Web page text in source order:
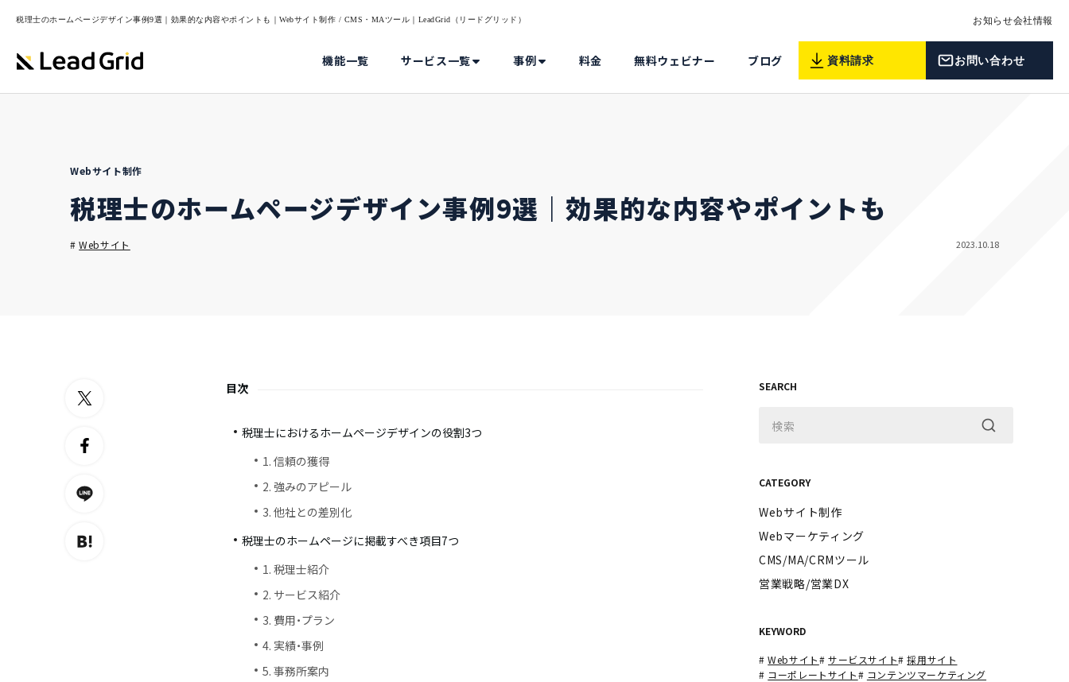
税理士のホームページデザイン事例9選｜効果的な内容やポイントも｜Webサイト制作 / CMS・MAツール｜LeadGrid（リードグリッド） お知らせ会社情報
機能一覧 サービス一覧 事例 料金 無料ウェビナー ブログ 資料請求 お問い合わせ
Webサイト制作
税理士のホームページデザイン事例9選｜効果的な内容やポイントも
#Webサイト 2023.10.18
目次
税理士におけるホームページデザインの役割3つ
1. 信頼の獲得
2. 強みのアピール
3. 他社との差別化
税理士のホームページに掲載すべき項目7つ
1. 税理士紹介
2. サービス紹介
3. 費用・プラン
4. 実績・事例
5. 事務所案内
SEARCH
CATEGORY
Webサイト制作
Webマーケティング
CMS/MA/CRMツール
営業戦略/営業DX
KEYWORD
#Webサイト#サービスサイト#採用サイト
# コーポレートサイト# コンテンツマーケティング